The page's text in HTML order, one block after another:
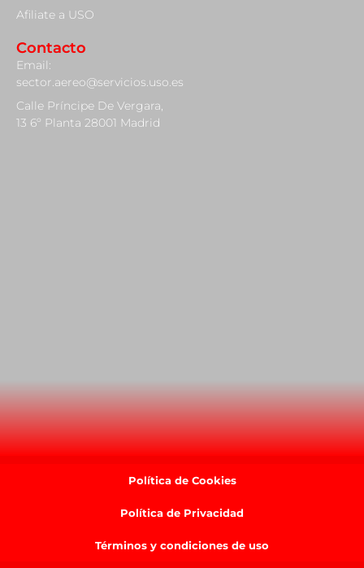
Afiliate a USO
Contacto
Email:
sector.aereo@servicios.uso.es
Calle Príncipe De Vergara,
13 6º Planta 28001 Madrid
Política de Cookies
Política de Privacidad
Términos y condiciones de uso